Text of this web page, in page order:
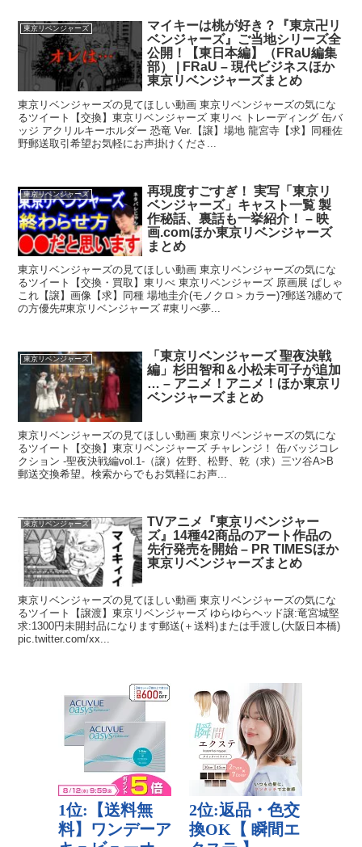
東京リベンジャーズ
マイキーは桃が好き？『東京卍リ
ベンジャーズ』ご当地シリーズ全
公開！【東日本編】（FRaU編集
部） | FRaU – 現代ビジネスほか
東京リベンジャーズまとめ
東京リベンジャーズの見てほしい動画 東京リベンジャーズの気にな
るツイート【交換】東京リベンジャーズ 東リべ トレーディング 缶バ
ッジ アクリルキーホルダー 恐竜 Ver.【譲】場地 龍宮寺【求】同種佐
野郵送取引希望お気軽にお声掛けくださ...
東京リベンジャーズ
再現度すごすぎ！ 実写「東京リ
ベンジャーズ」キャスト一覧 製
作秘話、裏話も一挙紹介！ – 映
画.comほか東京リベンジャーズ
まとめ
東京リベンジャーズの見てほしい動画 東京リベンジャーズの気にな
るツイート【交換・買取】東リべ 東京リベンジャーズ 原画展 ぱしゃ
これ【譲】画像【求】同種 場地圭介(モノクロ＞カラー)?郵送?纏めて
の方優先#東京リベンジャーズ #東リべ夢...
東京リベンジャーズ
「東京リベンジャーズ 聖夜決戦
編」杉田智和＆小松未可子が追加
… – アニメ！アニメ！ほか東京リ
ベンジャーズまとめ
東京リベンジャーズの見てほしい動画 東京リベンジャーズの気にな
るツイート【交換】東京リベンジャーズ チャレンジ！ 缶バッジコレ
クション -聖夜決戦編vol.1-（譲）佐野、松野、乾（求）三ツ谷A>B
郵送交換希望。検索からでもお気軽にお声...
東京リベンジャーズ
TVアニメ『東京リベンジャー
ズ』14種42商品のアート作品の
先行発売を開始 – PR TIMESほか
東京リベンジャーズまとめ
東京リベンジャーズの見てほしい動画 東京リベンジャーズの気にな
るツイート【譲渡】東京リベンジャーズ ゆらゆらヘッド譲:竜宮城堅
求:1300円未開封品になります郵送(＋送料)または手渡し(大阪日本橋)
pic.twitter.com/xx...